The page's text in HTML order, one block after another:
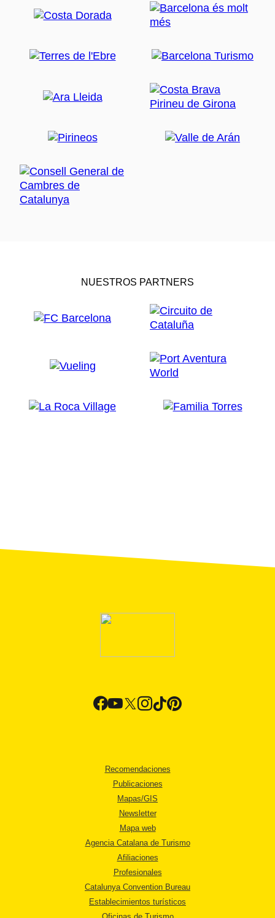
NUESTROS PARTNERS
Recomendaciones
Publicaciones
Mapas/GIS
Newsletter
Mapa web
Agencia Catalana de Turismo
Afiliaciones
Profesionales
Catalunya Convention Bureau
Establecimientos turísticos